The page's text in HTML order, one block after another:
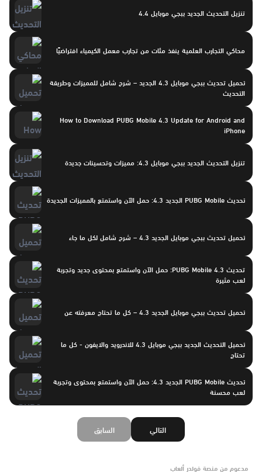
تنزيل التحديث الجديد ببجي موبايل 4.4
محاكي التجارب العلمية ينفذ مئات من تجارب معمل الكيمياء افتراضيًا
تحميل تحديث ببجي موبايل 4.3 الجديد – شرح شامل للمميزات وطريقة
التحديث
How to Download PUBG Mobile 4.3 Update for Android and
iPhone
تنزيل التحديث الجديد ببجي موبايل 4.3: مميزات وتحسينات جديدة
تحديث PUBG Mobile الجديد 4.3: حمل الآن واستمتع بالمميزات الجديدة
تحميل تحديث ببجي موبايل الجديد 4.3 – شرح شامل لكل ما جاء
تحديث PUBG Mobile 4.3: حمل الآن واستمتع بمحتوى جديد وتجربة
لعب مثيرة
تحميل تحديث ببجي موبايل الجديد 4.3 – كل ما تحتاج معرفته عن
تحميل التحديث الجديد ببجي موبايل 4.3 للاندرويد والايفون - كل ما
تحتاج
تحديث PUBG Mobile الجديد 4.3: حمل الآن واستمتع بمحتوى وتجربة
لعب محسنة
السابق التالي
مدعوم من منصة فولدر ألعاب